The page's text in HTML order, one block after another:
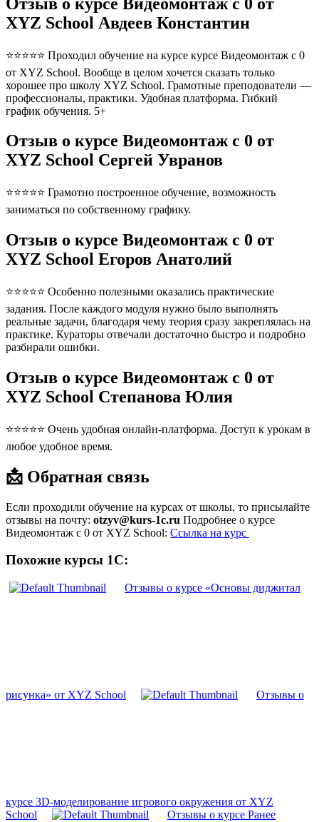
XYZ School Авдеев Константин
⭐⭐⭐⭐⭐ Проходил обучение на курсе курсе Видеомонтаж с 0
от XYZ School. Вообще в целом хочется сказать только
хорошее про школу XYZ School. Грамотные преподователи —
профессионалы, практики. Удобная платформа. Гибкий
график обучения. 5+
Отзыв о курсе Видеомонтаж с 0 от
XYZ School Сергей Увранов
⭐⭐⭐⭐⭐ Грамотно построенное обучение, возможность
заниматься по собственному графику.
Отзыв о курсе Видеомонтаж с 0 от
XYZ School Егоров Анатолий
⭐⭐⭐⭐⭐ Особенно полезными оказались практические
задания. После каждого модуля нужно было выполнять
реальные задачи, благодаря чему теория сразу закреплялась на
практике. Кураторы отвечали достаточно быстро и подробно
разбирали ошибки.
Отзыв о курсе Видеомонтаж с 0 от
XYZ School Степанова Юлия
⭐⭐⭐⭐⭐ Очень удобная онлайн-платформа. Доступ к урокам в
любое удобное время.
📩 Обратная связь
Если проходили обучение на курсах от школы, то присылайте
отзывы на почту: otzyv@kurs-1c.ru Подробнее о курсе
Видеомонтаж с 0 от XYZ School: Ссылка на курс
Похожие курсы 1С:
Отзывы о курсе «Основы диджитал
рисунка» от XYZ School Отзывы о
курсе 3D-моделирование игрового окружения от XYZ
School
Отзывы о курсе Ранее